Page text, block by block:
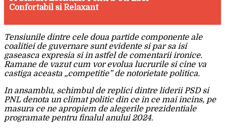
Confortabil si Relaxant
Tensiunile dintre cele doua partide componente ale
coalitiei de guvernare sunt evidente si par sa isi
gaseasca expresia si in astfel de comentarii ironice.
Ramane de vazut cum vor evolua lucrurile si cine va
castiga aceasta „competitie” de notorietate politica.
In ansamblu, schimbul de replici dintre liderii PSD si
PNL denota un climat politic din ce in ce mai incins, pe
masura ce ne apropiem de alegerile prezidentiale
programate pentru finalul anului 2024.